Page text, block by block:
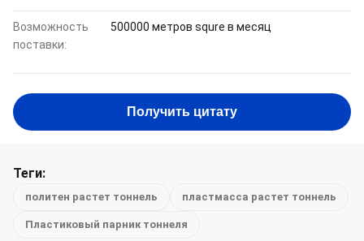
Возможность
поставки:
500000 метров squre в месяц
Получить цитату
Теги:
политен растет тоннель пластмасса растет тоннель
Пластиковый парник тоннеля